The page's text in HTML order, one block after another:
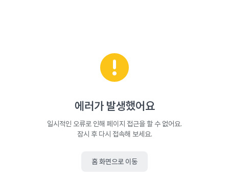
에러가 발생했어요
일시적인 오류로 인해 페이지 접근을 할 수 없어요.
잠시 후 다시 접속해 보세요.
홈 화면으로 이동